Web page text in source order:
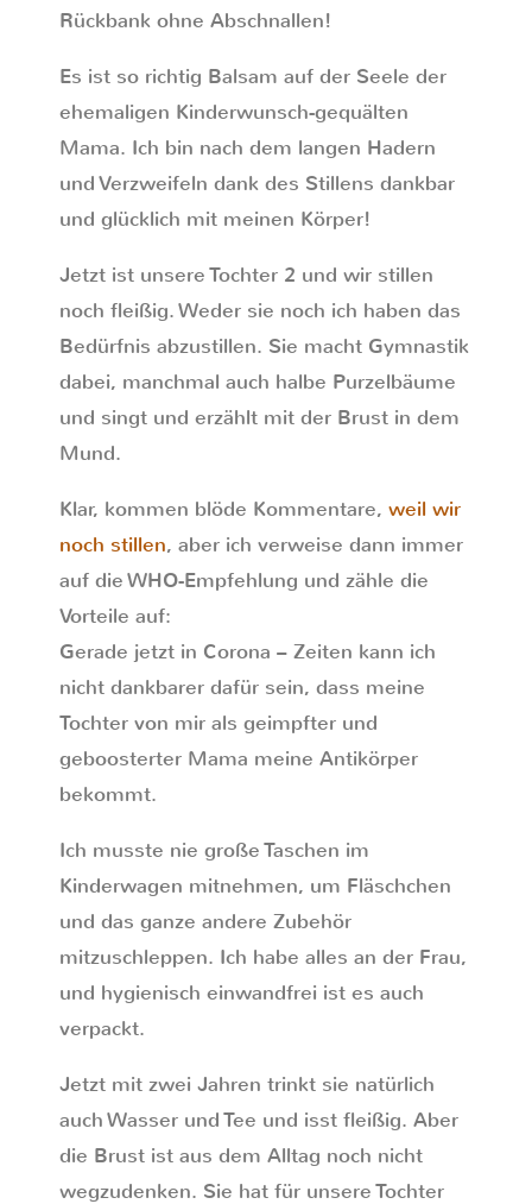
Rückbank ohne Abschnallen!
Es ist so richtig Balsam auf der Seele der
ehemaligen Kinderwunsch-gequälten
Mama. Ich bin nach dem langen Hadern
und Verzweifeln dank des Stillens dankbar
und glücklich mit meinen Körper!
Jetzt ist unsere Tochter 2 und wir stillen
noch fleißig. Weder sie noch ich haben das
Bedürfnis abzustillen. Sie macht Gymnastik
dabei, manchmal auch halbe Purzelbäume
und singt und erzählt mit der Brust in dem
Mund.
Klar, kommen blöde Kommentare, weil wir
noch stillen, aber ich verweise dann immer
auf die WHO-Empfehlung und zähle die
Vorteile auf:
Gerade jetzt in Corona – Zeiten kann ich
nicht dankbarer dafür sein, dass meine
Tochter von mir als geimpfter und
geboosterter Mama meine Antikörper
bekommt.
Ich musste nie große Taschen im
Kinderwagen mitnehmen, um Fläschchen
und das ganze andere Zubehör
mitzuschleppen. Ich habe alles an der Frau,
und hygienisch einwandfrei ist es auch
verpackt.
Jetzt mit zwei Jahren trinkt sie natürlich
auch Wasser und Tee und isst fleißig. Aber
die Brust ist aus dem Alltag noch nicht
wegzudenken. Sie hat für unsere Tochter